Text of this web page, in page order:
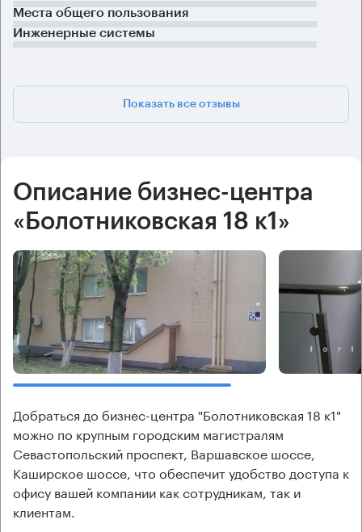
Места общего пользования
Инженерные системы
Показать все отзывы
Описание бизнес-центра
«Болотниковская 18 к1»
Добраться до бизнес-центра "Болотниковская 18 к1"
можно по крупным городским магистралям
Севастопольский проспект, Варшавское шоссе,
Каширское шоссе, что обеспечит удобство доступа к
офису вашей компании как сотрудникам, так и
клиентам.